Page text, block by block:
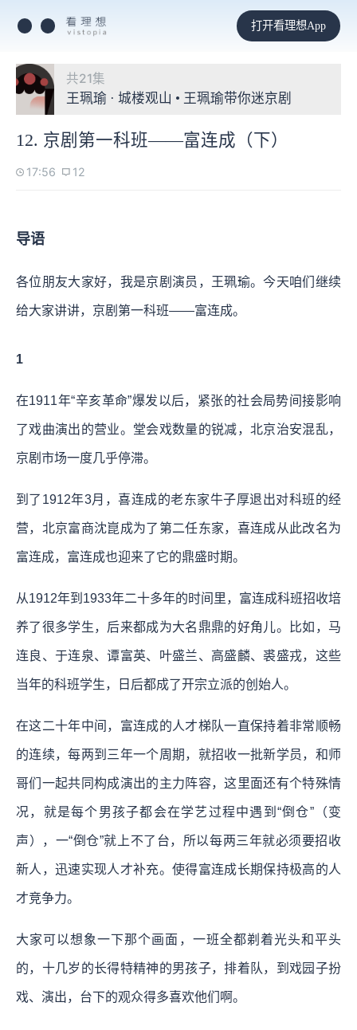
打开看理想App
共21集
王珮瑜 · 城楼观山 • 王珮瑜带你迷京剧
12. 京剧第一科班——富连成（下）
17:56 12
导语
各位朋友大家好，我是京剧演员，王珮瑜。今天咱们继续
给大家讲讲，京剧第一科班——富连成。
1
在1911年“辛亥革命”爆发以后，紧张的社会局势间接影响
了戏曲演出的营业。堂会戏数量的锐减，北京治安混乱，
京剧市场一度几乎停滞。
到了1912年3月，喜连成的老东家牛子厚退出对科班的经
营，北京富商沈崑成为了第二任东家，喜连成从此改名为
富连成，富连成也迎来了它的鼎盛时期。
从1912年到1933年二十多年的时间里，富连成科班招收培
养了很多学生，后来都成为大名鼎鼎的好角儿。比如，马
连良、于连泉、谭富英、叶盛兰、高盛麟、裘盛戎，这些
当年的科班学生，日后都成了开宗立派的创始人。
在这二十年中间，富连成的人才梯队一直保持着非常顺畅
的连续，每两到三年一个周期，就招收一批新学员，和师
哥们一起共同构成演出的主力阵容，这里面还有个特殊情
况，就是每个男孩子都会在学艺过程中遇到“倒仓”（变
声），一“倒仓”就上不了台，所以每两三年就必须要招收
新人，迅速实现人才补充。使得富连成长期保持极高的人
才竞争力。
大家可以想象一下那个画面，一班全都剃着光头和平头
的，十几岁的长得特精神的男孩子，排着队，到戏园子扮
戏、演出，台下的观众得多喜欢他们啊。